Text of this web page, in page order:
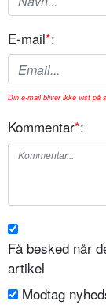
E-mail*:
Din e-mail bliver ikke vist på
Kommentar*:
Få besked når
artikel
Modtag